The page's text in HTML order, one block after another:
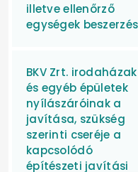
illetve ellenőrző
egységek
BKV Zrt. irodaházak
és egyéb épületek
nyílászáróinak a
javítása, szükség
szerinti cseréje a
kapcsolódó
építészeti javítási